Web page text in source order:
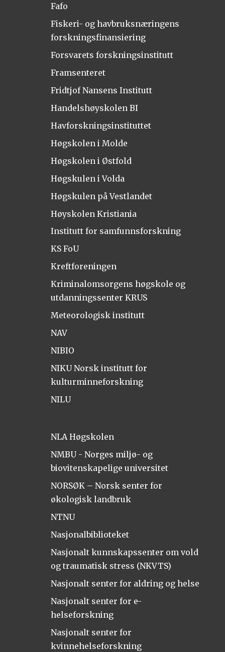
Fafo
Fiskeri- og havbruksnæringens
forskningsfinansiering
Forsvarets forskningsinstitutt
Framsenteret
Fridtjof Nansens Institutt
Handelshøyskolen BI
Havforskningsinstituttet
Høgskolen i Molde
Høgskolen i Østfold
Høgskulen i Volda
Høgskulen på Vestlandet
Høyskolen Kristiania
Institutt for samfunnsforskning
KS FoU
Kreftforeningen
Kriminalomsorgens høgskole og
utdanningssenter KRUS
Meteorologisk institutt
NAV
NIBIO
NIKU Norsk institutt for
kulturminneforskning
NILU
NLA Høgskolen
NMBU - Norges miljø- og
biovitenskapelige universitet
NORSØK – Norsk senter for
økologisk landbruk
NTNU
Nasjonalbiblioteket
Nasjonalt kunnskapssenter om vold
og traumatisk stress (NKVTS)
Nasjonalt senter for aldring og helse
Nasjonalt senter for e-
helseforskning
Nasjonalt senter for
kvinnehelseforskning